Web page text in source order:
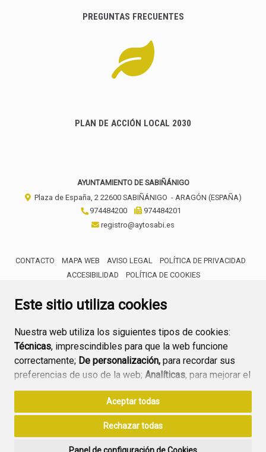
Este sitio utiliza cookies
Nuestra web utiliza los siguientes tipos de cookies:
Técnicas, imprescindibles para que la web funcione
correctamente; De personalización, para recordar sus
preferencias de uso de la web; Analíticas, para mejorar el
funcionamiento de la web y sus servicios.
Si acepta pulsando el botón“Aceptar todas”
consideramos que acepta su uso. Si pulsa el botón
Aceptar todas
Rechazar todas
PREGUNTAS FRECUENTES
PLAN DE ACCIÓN LOCAL 2030
AYUNTAMIENTO DE SABIÑÁNIGO
Plaza de España, 2 22600 SABIÑÁNIGO - ARAGÓN (ESPAÑA)
974484200
974484201
registro@aytosabi.es
CONTACTO MAPA WEB AVISO LEGAL
POLÍTICA DE PRIVACIDAD
ACCESIBILIDAD
POLÍTICA DE COOKIES